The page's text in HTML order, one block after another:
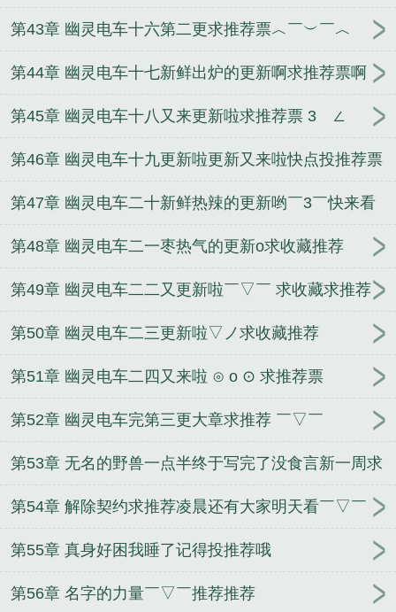
第43章 幽灵电车十六第二更求推荐票︿￣︶￣︿
第44章 幽灵电车十七新鲜出炉的更新啊求推荐票啊
第45章 幽灵电车十八又来更新啦求推荐票 3ゝ∠
第46章 幽灵电车十九更新啦更新又来啦快点投推荐票
吧
第47章 幽灵电车二十新鲜热辣的更新哟￣3￣快来看
啊
第48章 幽灵电车二一枣热气的更新o求收藏推荐
第49章 幽灵电车二二又更新啦￣▽￣ 求收藏求推荐
第50章 幽灵电车二三更新啦▽ノ求收藏推荐
第51章 幽灵电车二四又来啦 ⊙ o ⊙ 求推荐票
第52章 幽灵电车完第三更大章求推荐 ￣▽￣
第53章 无名的野兽一点半终于写完了没食言新一周求
推荐票
第54章 解除契约求推荐凌晨还有大家明天看￣▽￣
第55章 真身好困我睡了记得投推荐哦
第56章 名字的力量￣▽￣推荐推荐